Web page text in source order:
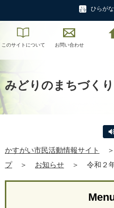
ひらが
このサイトについて お問い合わせ
みどりのまちづく
かすがい市民活動情報サイト ＞
プ
＞ お知らせ ＞ 令和２